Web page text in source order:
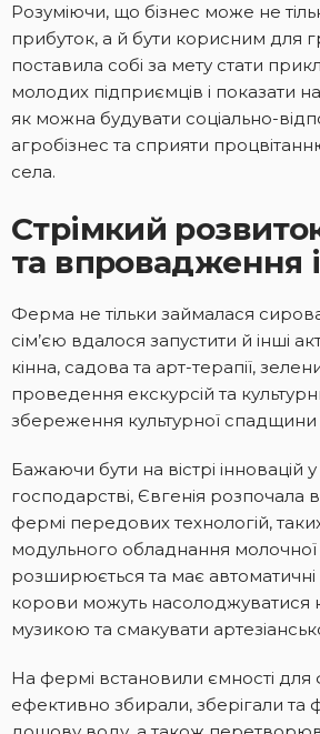
Розуміючи, що бізнес може не
прибуток, а й бути корисним для
поставила собі за мету стати
молодих підприємців і показати
як можна будувати соціально-
агробізнес та сприяти
села.
Стрімкий
та впровадження
Ферма не тільки займалася
сім’єю вдалося запустити й інші
кінна, садова та арт-терапії,
проведення екскурсій та
збереження культурної спадщини
Бажаючи бути на вістрі інновацій
господарстві, Євгенія
фермі передових технологій,
модульного обладнання
розширюється та має автоматичні
корови можуть насолоджуватися
музикою та смакувати
На фермі встановили ємності для
ефективно збирали, зберігали та